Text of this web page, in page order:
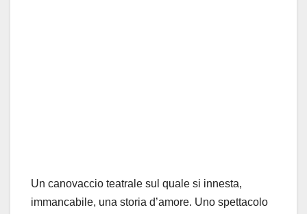
Un canovaccio teatrale sul quale si innesta,
immancabile, una storia d’amore. Uno spettacolo